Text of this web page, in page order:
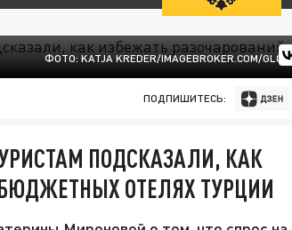
ФОТО: KATJA KREDER/IMAGEBROKER.COM/
ПОДПИШИТЕСЬ:
ПОДСКАЗАЛИ, КАК
ОТЕЛЯХ ТУРЦИИ